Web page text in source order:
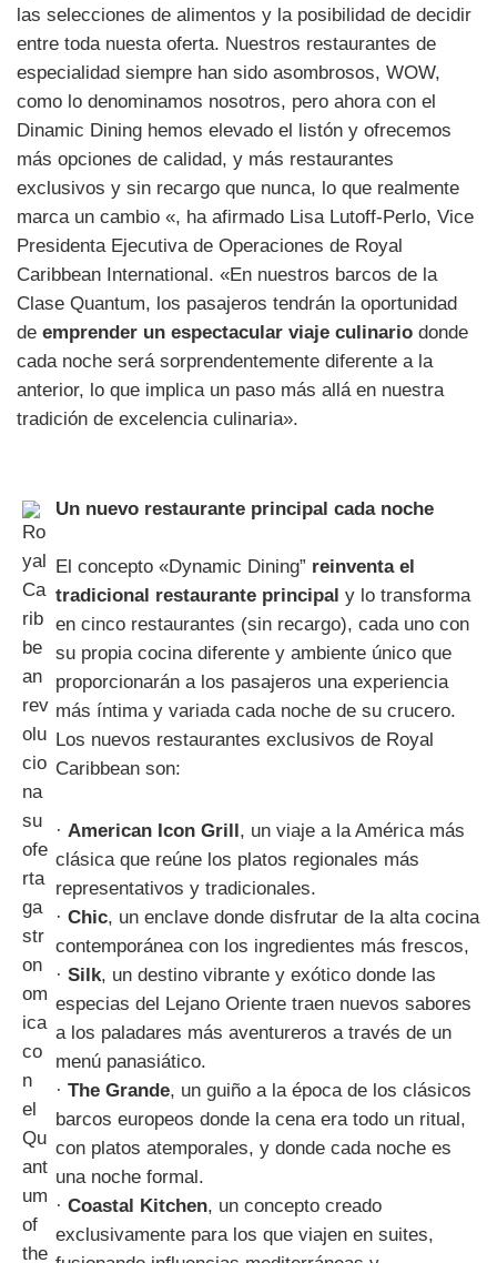
las selecciones de alimentos y la posibilidad de decidir
entre toda nuesta oferta. Nuestros restaurantes de
especialidad siempre han sido asombrosos, WOW,
como lo denominamos nosotros, pero ahora con el
Dinamic Dining hemos elevado el listón y ofrecemos
más opciones de calidad, y más restaurantes
exclusivos y sin recargo que nunca, lo que realmente
marca un cambio «, ha afirmado Lisa Lutoff-Perlo, Vice
Presidenta Ejecutiva de Operaciones de Royal
Caribbean International. «En nuestros barcos de la
Clase Quantum, los pasajeros tendrán la oportunidad
de emprender un espectacular viaje culinario donde
cada noche será sorprendentemente diferente a la
anterior, lo que implica un paso más allá en nuestra
tradición de excelencia culinaria».
Un nuevo restaurante principal cada noche
El concepto «Dynamic Dining” reinventa el
tradicional restaurante principal y lo transforma
en cinco restaurantes (sin recargo), cada uno con
su propia cocina diferente y ambiente único que
proporcionarán a los pasajeros una experiencia
más íntima y variada cada noche de su crucero.
Los nuevos restaurantes exclusivos de Royal
Caribbean son:
· American Icon Grill, un viaje a la América más
clásica que reúne los platos regionales más
representativos y tradicionales.
· Chic, un enclave donde disfrutar de la alta cocina
contemporánea con los ingredientes más frescos,
· Silk, un destino vibrante y exótico donde las
especias del Lejano Oriente traen nuevos sabores
a los paladares más aventureros a través de un
menú panasiático.
· The Grande, un guiño a la época de los clásicos
barcos europeos donde la cena era todo un ritual,
con platos atemporales, y donde cada noche es
una noche formal.
· Coastal Kitchen, un concepto creado
exclusivamente para los que viajen en suites,